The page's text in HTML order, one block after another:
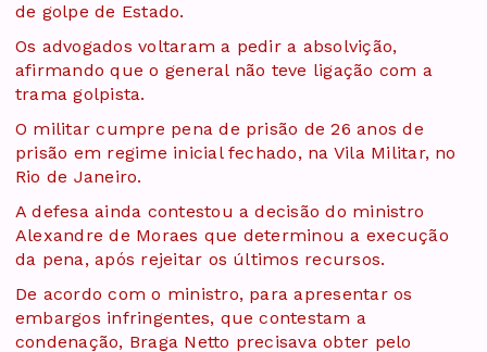
de golpe de Estado.
Os advogados voltaram a pedir a absolvição,
afirmando que o general não teve ligação com a
trama golpista.
O militar cumpre pena de prisão de 26 anos de
prisão em regime inicial fechado, na Vila Militar, no
Rio de Janeiro.
A defesa ainda contestou a decisão do ministro
Alexandre de Moraes que determinou a execução
da pena, após rejeitar os últimos recursos.
De acordo com o ministro, para apresentar os
embargos infringentes, que contestam a
condenação, Braga Netto precisava obter pelo